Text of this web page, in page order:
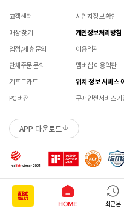
HOME 최근본
고객센터
매장 찾기
입점/제휴 문의
단체주문 문의
기프트카드
PC 버전
사업자정보 확인
개인정보처리방침
이용약관
멤버십 이용약관
위치 정보 서비스
구매안전서비스
APP 다운로드
Copyright ABC-MART KOREA Corp. All rights